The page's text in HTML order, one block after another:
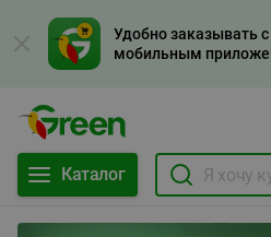
Удобно заказывать
мобильным
Каталог